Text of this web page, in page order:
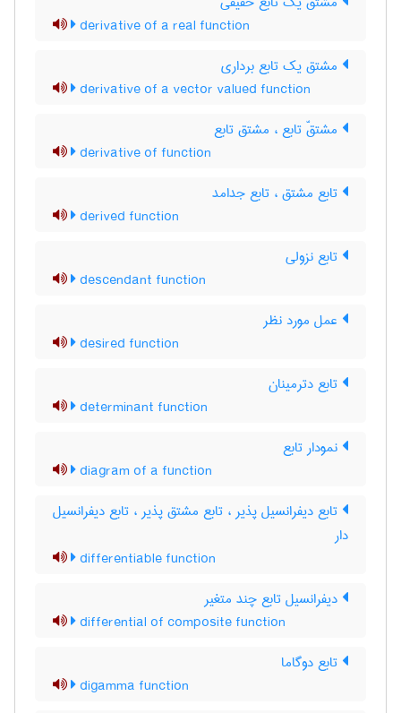
derivative of a real function
مشتق یک تابع برداری
derivative of a vector valued function
مشتقّ تابع ، مشتق تابع
derivative of function
تابع مشتق ، تابع جدامد
derived function
تابع نزولی
descendant function
عمل مورد نظر
desired function
تابع دترمینان
determinant function
نمودار تابع
diagram of a function
تابع دیفرانسیل پذیر ، تابع مشتق پذیر ، تابع دیفرانسیل
دار
differentiable function
دیفرانسیل تابع چند متغیر
differential of composite function
تابع دوگاما
digamma function